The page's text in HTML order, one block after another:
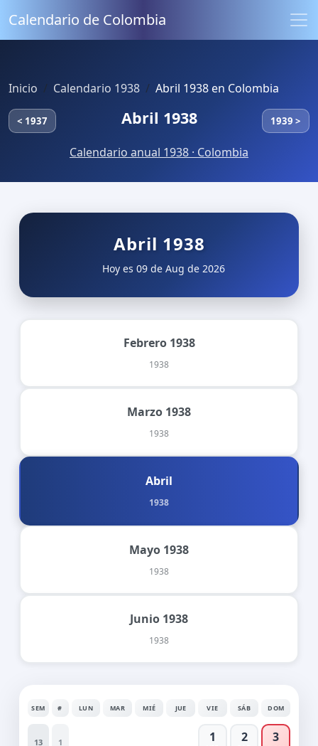
Calendario de Colombia
Inicio Calendario 1938 Abril 1938 en Colombia
< 1937 Abril 1938 1939 >
Calendario anual 1938 · Colombia
Abril 1938
Hoy es 09 de Aug de 2026
Febrero 1938
1938
Marzo 1938
1938
Abril
1938
Mayo 1938
1938
Junio 1938
1938
SEM # LUN MAR MIÉ JUE VIE SÁB DOM
13 1 1 2 3